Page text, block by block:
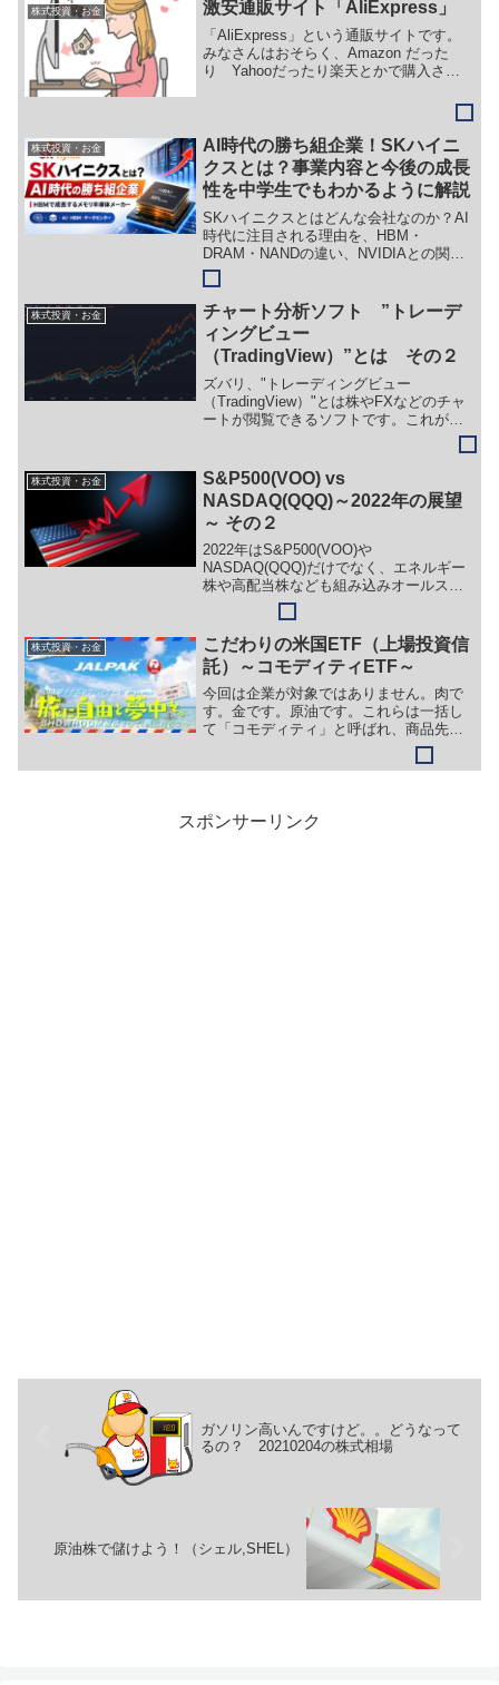
株式投資・お金 激安通販サイト「AliExpress」
「AliExpress」という通販サイトです。
みなさんはおそらく、Amazon だった
り Yahooだったり楽天とかで購入され
しここはズバリ、中国系の通販サイトで
株式投資・お金
AI時代の勝ち組企業！SKハイニ
クスとは？事業内容と今後の成長
性を中学生でもわかるように解説
SKハイニクスとはどんな会社なのか？AI
時代に注目される理由を、HBM・
DRAM・NANDの違い、NVIDIAとの関
係、業績推移、HBMシェア、今後の成長
性まで中学生にもわかるように解説しま
す。
株式投資・お金
チャート分析ソフト ”トレーデ
ィングビュー
（TradingView）”とは その２
ズバリ、"トレーディングビュー
（TradingView）"とは株やFXなどのチャ
ートが閲覧できるソフトです。これがま
す。ぜひ導入してみることをおすすめし
ます。今回はその2回目です。
株式投資・お金
S&P500(VOO) vs
NASDAQ(QQQ)～2022年の展望
～ その２
2022年はS&P500(VOO)や
NASDAQ(QQQ)だけでなく、エネルギー
株や高配当株なども組み込みオールスタ
ー総力戦で挑みましょう！
株式投資・お金
こだわりの米国ETF（上場投資信
託）～コモディティETF～
今回は企業が対象ではありません。肉で
す。金です。原油です。これらは一括し
て「コモディティ」と呼ばれ、商品先物
取引の商品です。個別に取引するのもあ
りですが、ちょっとそこまでディープに
もいます。先物商品の値動きを肌で感じ
るためにも少額投資でみてみるのもよろ
スポンサーリンク
ガソリン高いんですけど。。どうなって
るの？ 20210204の株式相場
原油株で儲けよう！（シェル,SHEL）